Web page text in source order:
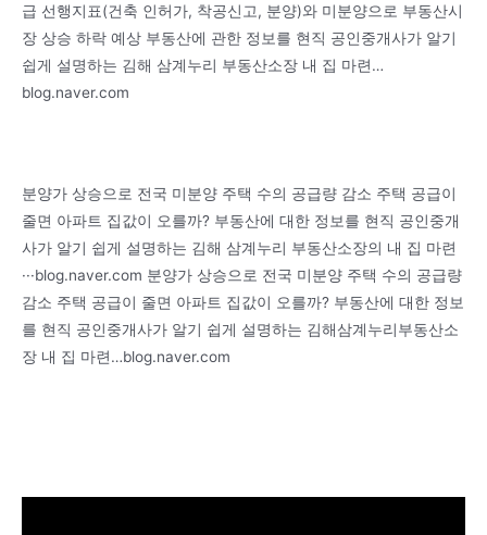
급 선행지표(건축 인허가, 착공신고, 분양)와 미분양으로 부동산시
장 상승 하락 예상 부동산에 관한 정보를 현직 공인중개사가 알기
쉽게 설명하는 김해 삼계누리 부동산소장 내 집 마련…
blog.naver.com
분양가 상승으로 전국 미분양 주택 수의 공급량 감소 주택 공급이
줄면 아파트 집값이 오를까? 부동산에 대한 정보를 현직 공인중개
사가 알기 쉽게 설명하는 김해 삼계누리 부동산소장의 내 집 마련
···blog.naver.com 분양가 상승으로 전국 미분양 주택 수의 공급량
감소 주택 공급이 줄면 아파트 집값이 오를까? 부동산에 대한 정보
를 현직 공인중개사가 알기 쉽게 설명하는 김해삼계누리부동산소
장 내 집 마련…blog.naver.com